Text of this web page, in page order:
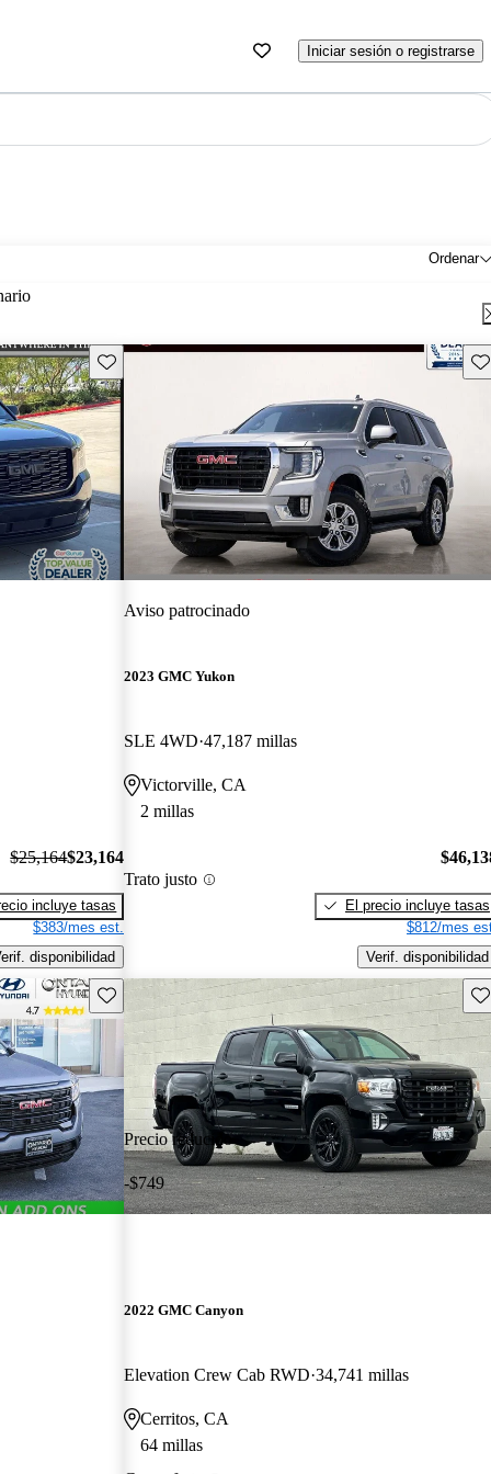
Iniciar sesión o registrarse
Ordenar
Guarda este Aviso
$25,164$23,164
incluye tasas
$383/mes est.
disponibilidad
Aviso patrocinado
2023 GMC Yukon
SLE 4WD 47,187 millas
Victorville, CA
2 millas
Trato justo
El precio incluye tasas
$812/mes
Verif. disponibilidad
Guarda este Aviso
Precio reducido
-$749
2022 GMC Canyon
Elevation Crew Cab RWD 34,741 millas
Cerritos, CA
64 millas